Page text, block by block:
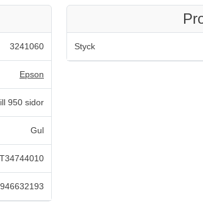
3241060
Epson
950 sidor
Gul
Styck